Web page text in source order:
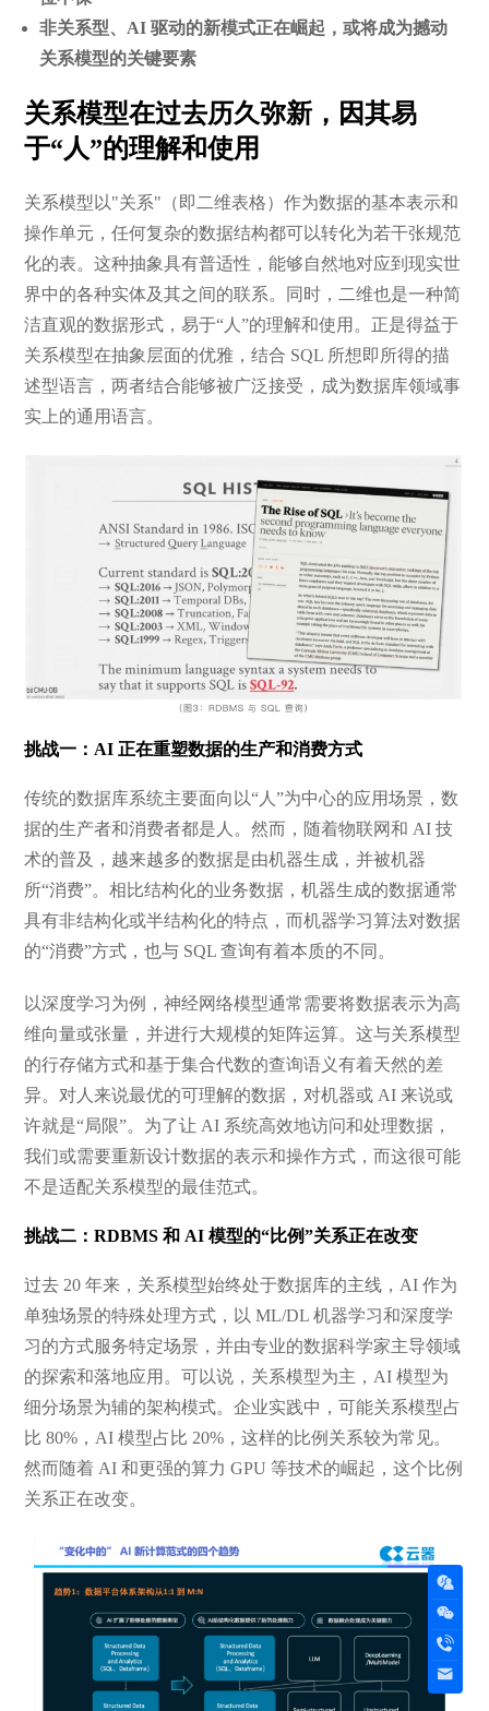
非关系型、AI 驱动的新模式正在崛起，或将成为撼动
关系模型的关键要素
关系模型在过去历久弥新，因其易
于“人”的理解和使用
关系模型以"关系"（即二维表格）作为数据的基本表示和
操作单元，任何复杂的数据结构都可以转化为若干张规范
化的表。这种抽象具有普适性，能够自然地对应到现实世
界中的各种实体及其之间的联系。同时，二维也是一种简
洁直观的数据形式，易于“人”的理解和使用。正是得益于
关系模型在抽象层面的优雅，结合 SQL 所想即所得的描
述型语言，两者结合能够被广泛接受，成为数据库领域事
实上的通用语言。
挑战一：AI 正在重塑数据的生产和消费方式
传统的数据库系统主要面向以“人”为中心的应用场景，数
据的生产者和消费者都是人。然而，随着物联网和 AI 技
术的普及，越来越多的数据是由机器生成，并被机器
所“消费”。相比结构化的业务数据，机器生成的数据通常
具有非结构化或半结构化的特点，而机器学习算法对数据
的“消费”方式，也与 SQL 查询有着本质的不同。
以深度学习为例，神经网络模型通常需要将数据表示为高
维向量或张量，并进行大规模的矩阵运算。这与关系模型
的行存储方式和基于集合代数的查询语义有着天然的差
异。对人来说最优的可理解的数据，对机器或 AI 来说或
许就是“局限”。为了让 AI 系统高效地访问和处理数据，
我们或需要重新设计数据的表示和操作方式，而这很可能
不是适配关系模型的最佳范式。
挑战二：RDBMS 和 AI 模型的“比例”关系正在改变
过去 20 年来，关系模型始终处于数据库的主线，AI 作为
单独场景的特殊处理方式，以 ML/DL 机器学习和深度学
习的方式服务特定场景，并由专业的数据科学家主导领域
的探索和落地应用。可以说，关系模型为主，AI 模型为
细分场景为辅的架构模式。企业实践中，可能关系模型占
比 80%，AI 模型占比 20%，这样的比例关系较为常见。
然而随着 AI 和更强的算力 GPU 等技术的崛起，这个比例
关系正在改变。